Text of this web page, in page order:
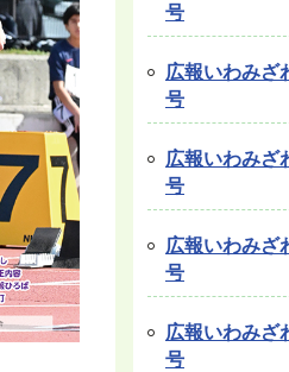
号
広報いわみざ
号
広報いわみざ
号
広報いわみざ
号
広報いわみざ
号